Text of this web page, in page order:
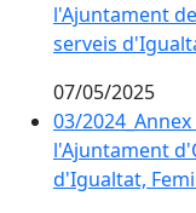
l'Ajuntament
serveis
07/05/2025
03/
l'Ajuntament
d'Igualtat,